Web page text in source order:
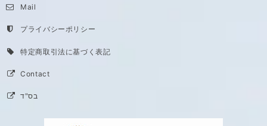
Mail
プライバシーポリシー
特定商取引法に基づく表記
Contact
בס"ד